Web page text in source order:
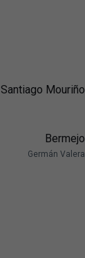
Santiago Mouriño
Bermejo
Germán Valera